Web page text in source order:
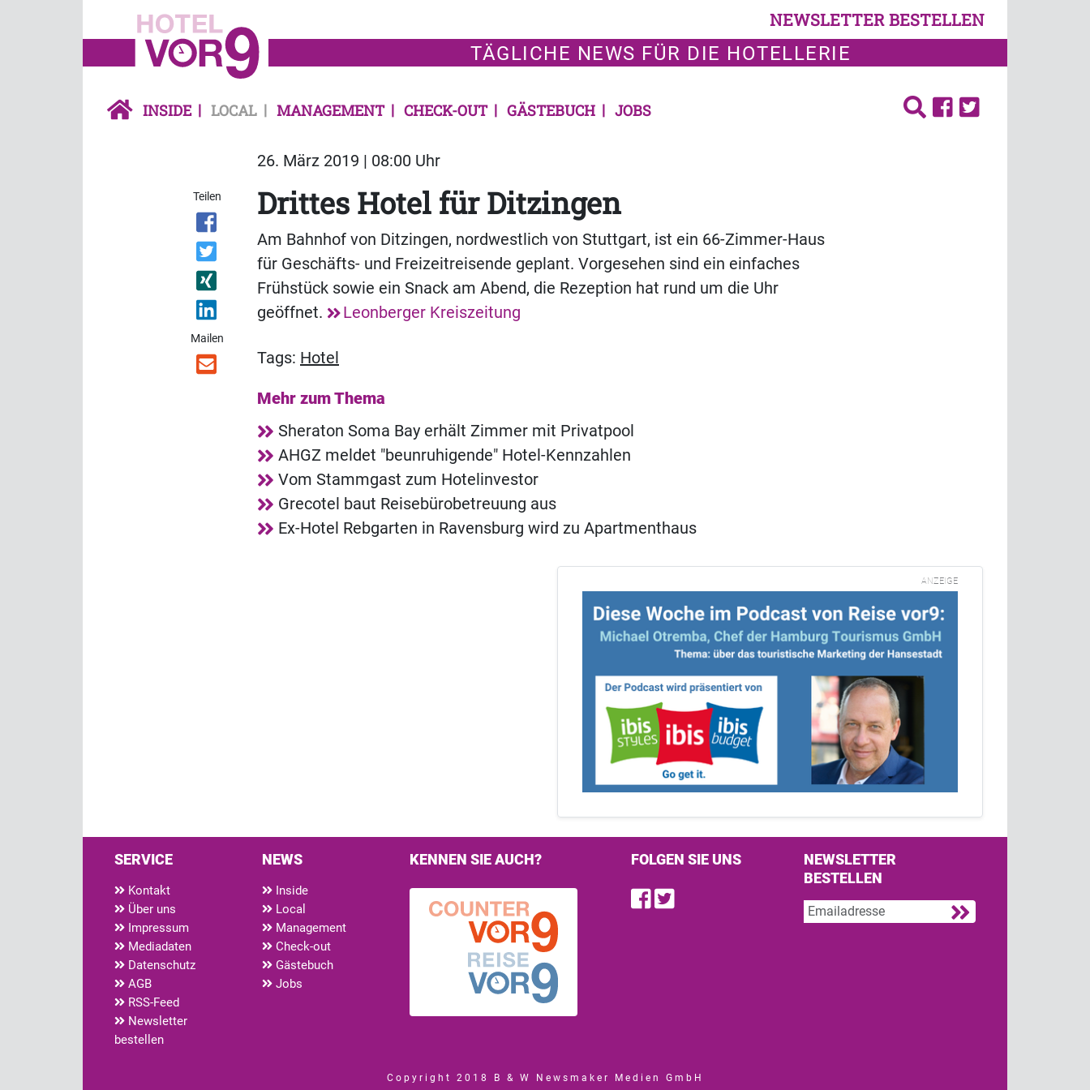
NEWSLETTER BESTELLEN
TÄGLICHE NEWS FÜR DIE HOTELLERIE
INSIDE LOCAL MANAGEMENT CHECK-OUT GÄSTEBUCH JOBS
26. März 2019 | 08:00 Uhr
Teilen
Mailen
Drittes Hotel für Ditzingen
Am Bahnhof von Ditzingen, nordwestlich von Stuttgart, ist ein 66-Zimmer-Haus
für Geschäfts- und Freizeitreisende geplant. Vorgesehen sind ein einfaches
Frühstück sowie ein Snack am Abend, die Rezeption hat rund um die Uhr
geöffnet.
Leonberger Kreiszeitung
Tags: Hotel
Mehr zum Thema
Sheraton Soma Bay erhält Zimmer mit Privatpool
AHGZ meldet "beunruhigende" Hotel-Kennzahlen
Vom Stammgast zum Hotelinvestor
Grecotel baut Reisebürobetreuung aus
Ex-Hotel Rebgarten in Ravensburg wird zu Apartmenthaus
ANZEIGE
SERVICE
Kontakt
Über uns
Impressum
Mediadaten
Datenschutz
AGB
RSS-Feed
Newsletter
bestellen
NEWS
Inside
Local
Management
Check-out
Gästebuch
Jobs
KENNEN SIE AUCH? FOLGEN SIE UNS
Find us on Facebook
Follow us on Twitter
NEWSLETTER
BESTELLEN
Copyright 2018 B & W Newsmaker Medien GmbH